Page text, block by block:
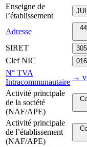
Enseigne de
l’établissement
Adresse
SIRET
Clef NIC
N° TVA
Intracommunautaire
→
Activité principale
de la société
(NAF/APE)
Activité principale
de l’établissement
(NAF/APE)